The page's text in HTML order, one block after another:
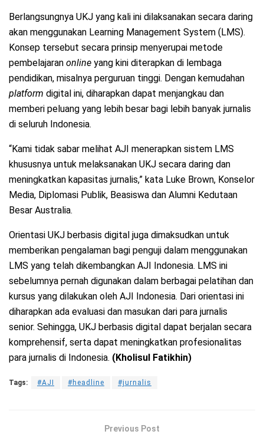
Berlangsungnya UKJ yang kali ini dilaksanakan secara daring
akan menggunakan Learning Management System (LMS).
Konsep tersebut secara prinsip menyerupai metode
pembelajaran online yang kini diterapkan di lembaga
pendidikan, misalnya perguruan tinggi. Dengan kemudahan
platform digital ini, diharapkan dapat menjangkau dan
memberi peluang yang lebih besar bagi lebih banyak jurnalis
di seluruh Indonesia.
“Kami tidak sabar melihat AJI menerapkan sistem LMS
khususnya untuk melaksanakan UKJ secara daring dan
meningkatkan kapasitas jurnalis,” kata Luke Brown, Konselor
Media, Diplomasi Publik, Beasiswa dan Alumni Kedutaan
Besar Australia.
Orientasi UKJ berbasis digital juga dimaksudkan untuk
memberikan pengalaman bagi penguji dalam menggunakan
LMS yang telah dikembangkan AJI Indonesia. LMS ini
sebelumnya pernah digunakan dalam berbagai pelatihan dan
kursus yang dilakukan oleh AJI Indonesia. Dari orientasi ini
diharapkan ada evaluasi dan masukan dari para jurnalis
senior. Sehingga, UKJ berbasis digital dapat berjalan secara
komprehensif, serta dapat meningkatkan profesionalitas
para jurnalis di Indonesia. (Kholisul Fatikhin)
Tags: #AJI #headline #jurnalis
Previous Post